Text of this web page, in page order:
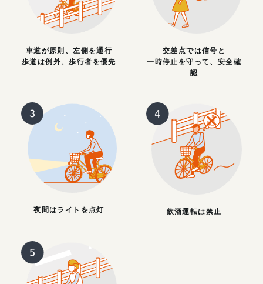
車道が原則、左側を通行
歩道は例外、歩行者を優先
交差点では信号と
一時停止を守って、安全確
認
夜間はライトを点灯 飲酒運転は禁止